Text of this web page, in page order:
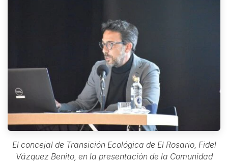
El concejal de Transición Ecológica de El Rosario, Fidel
Vázquez Benito, en la presentación de la Comunidad